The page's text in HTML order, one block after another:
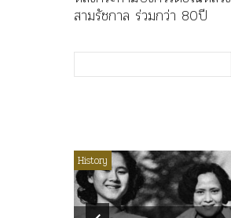
สามรัชกาล ร่วมกว่า 80ปี
History